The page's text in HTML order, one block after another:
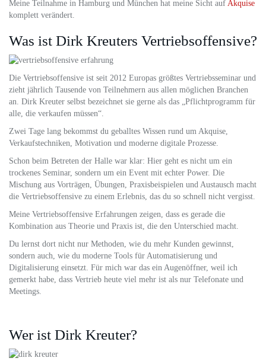
Meine Teilnahme in Hamburg und München hat meine Sicht auf Akquise
komplett verändert.
Was ist Dirk Kreuters Vertriebsoffensive?
Die Vertriebsoffensive ist seit 2012 Europas größtes Vertriebsseminar und
zieht jährlich Tausende von Teilnehmern aus allen möglichen Branchen
an. Dirk Kreuter selbst bezeichnet sie gerne als das „Pflichtprogramm für
alle, die verkaufen müssen“.
Zwei Tage lang bekommst du geballtes Wissen rund um Akquise,
Verkaufstechniken, Motivation und moderne digitale Prozesse.
Schon beim Betreten der Halle war klar: Hier geht es nicht um ein
trockenes Seminar, sondern um ein Event mit echter Power. Die
Mischung aus Vorträgen, Übungen, Praxisbeispielen und Austausch macht
die Vertriebsoffensive zu einem Erlebnis, das du so schnell nicht vergisst.
Meine Vertriebsoffensive Erfahrungen zeigen, dass es gerade die
Kombination aus Theorie und Praxis ist, die den Unterschied macht.
Du lernst dort nicht nur Methoden, wie du mehr Kunden gewinnst,
sondern auch, wie du moderne Tools für Automatisierung und
Digitalisierung einsetzt. Für mich war das ein Augenöffner, weil ich
gemerkt habe, dass Vertrieb heute viel mehr ist als nur Telefonate und
Meetings.
Wer ist Dirk Kreuter?